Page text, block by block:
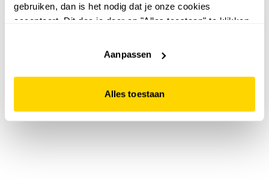
gebruiken, dan is het nodig dat je onze cookies
accepteert. Dit doe je door op "Alles toestaan" te klikken.
website niet optimaal functioneert.
Aanpassen
Alles toestaan